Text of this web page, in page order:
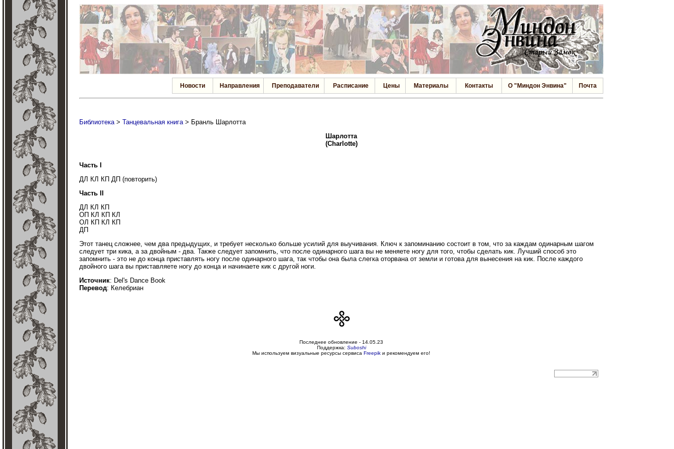
Новости Направления Преподаватели Расписание Цены Материалы Контакты О "Миндон Энвина" Почта
Библиотека> Танцевальная книга> Бранль Шарлотта
Шарлотта
(Charlotte)
Часть I
ДЛ КЛ КП ДП (повторить)
Часть II
ДЛ КЛ КП
ОП КЛ КП КЛ
ОЛ КП КЛ КП
ДП
Этот танец сложнее, чем два предыдущих, и требует несколько больше усилий для выучивания. Ключ к запоминанию состоит в том, что за каждам одинарным шагом
следует три кика, а за двойным - два. Также следует запомнить, что после одинарного шага вы не меняете ногу для того, чтобы сделать кик. Лучший способ это
запомнить - это не до конца приставлять ногу после одинарного шага, так чтобы она была слегка оторвана от земли и готова для вынесения на кик. После каждого
двойного шага вы приставляете ногу до конца и начинаете кик с другой ноги.
Источник: Del's Dance Book
Перевод: Келебриан
Последнее обновление - 14.05.23
Поддержка: Suboshi
Мы используем визуальные ресурсы сервиса Freepik и рекомендуем его!